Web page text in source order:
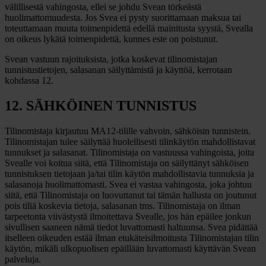
välillisestä vahingosta, ellei se johdu Svean törkeästä
huolimattomuudesta. Jos Svea ei pysty suorittamaan maksua tai
toteuttamaan muuta toimenpidettä edellä mainitusta syystä, Svealla
on oikeus lykätä toimenpidettä, kunnes este on poistunut.
Svean vastuun rajoituksista, jotka koskevat tilinomistajan
tunnistustietojen, salasanan säilyttämistä ja käyttöä, kerrotaan
kohdassa 12.
12. SÄHKÖINEN TUNNISTUS
Tilinomistaja kirjautuu MA12-tilille vahvoin, sähköisin tunnistein.
Tilinomistajan tulee säilyttää huolellisesti tilinkäytön mahdollistavat
tunnukset ja salasanat. Tilinomistaja on vastuussa vahingoista, joita
Svealle voi koitua siitä, että Tilinomistaja on säilyttänyt sähköisen
tunnistuksen tietojaan ja/tai tilin käytön mahdollistavia tunnuksia ja
salasanoja huolimattomasti. Svea ei vastaa vahingosta, joka johtuu
siitä, että Tilinomistaja on luovuttanut tai tämän hallusta on joutunut
pois tiliä koskevia tietoja, salasanan tms. Tilinomistaja on ilman
tarpeetonta viivästystä ilmoitettava Svealle, jos hän epäilee jonkun
sivullisen saaneen nämä tiedot luvattomasti haltuunsa. Svea pidättää
itselleen oikeuden estää ilman etukäteisilmoitusta Tilinomistajan tilin
käytön, mikäli ulkopuolisen epäillään luvattomasti käyttävän Svean
palveluja.